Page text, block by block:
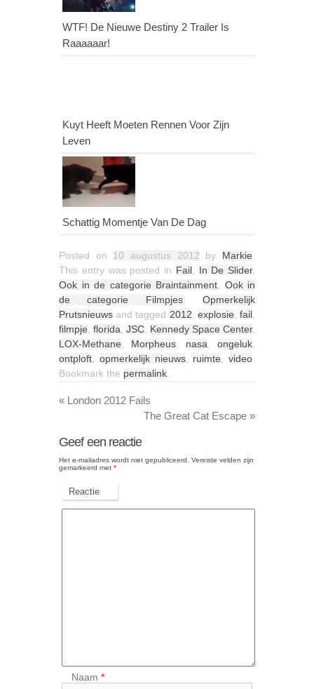
WTF! De Nieuwe Destiny 2 Trailer Is
Raaaaaar!
Kuyt Heeft Moeten Rennen Voor Zijn
Leven
Schattig Momentje Van De Dag
Posted on 10 augustus 2012 by Markie
This entry was posted in Fail, In De Slider,
Ook in de categorie Braintainment
Ook in
de categorie Filmpjes,Opmerkelijk
Prutsnieuws and tagged 2012 explosie ,fail
filmpje florida JSC Kennedy Space Center,
LOX-Methane
Morpheus nasa ongeluk
ontploft
opmerkelijk nieuws, ruimte video
Bookmark the permalink
« London 2012 Fails
The Great Cat Escape »
Geef een reactie
Het e-mailadres wordt niet gepubliceerd.
Vereiste velden zijn
gemarkeerd met *
Reactie
Naam*